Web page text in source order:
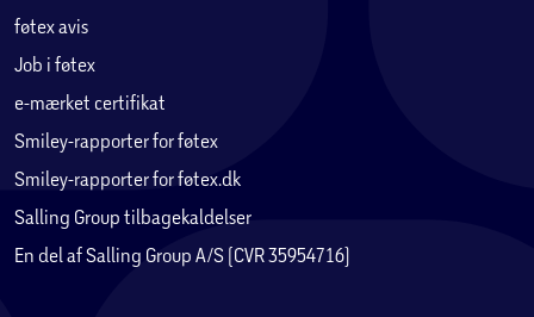
føtex avis
Job i føtex
e-mærket certifikat
Smiley-rapporter for føtex
Smiley-rapporter for føtex.dk
Salling Group tilbagekaldelser
En del af Salling Group A/S (CVR 35954716)